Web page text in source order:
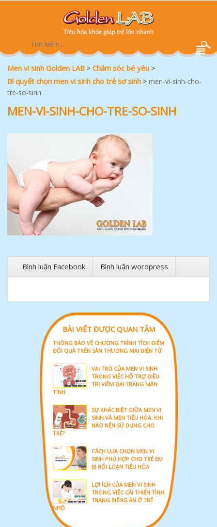
Men vi sinh Golden LAB > Chăm sóc bé yêu >
Bí quyết chọn men vi sinh cho trẻ sơ sinh > men-vi-sinh-cho-
tre-so-sinh
MEN-VI-SINH-CHO-TRE-SO-SINH
Bình luận Facebook Bình luận wordpress
BÀI VIẾT ĐƯỢC QUAN TÂM
THÔNG BÁO VỀ CHƯƠNG TRÌNH TÍCH ĐIỂM
ĐỔI QUÀ TRÊN SÀN THƯƠNG MẠI ĐIỆN TỬ
VAI TRÒ CỦA MEN VI SINH
TRONG VIỆC HỖ TRỢ ĐIỀU
TRỊ VIÊM ĐẠI TRÀNG MÃN
TÍNH
SỰ KHÁC BIỆT GIỮA MEN VI
SINH VÀ MEN TIÊU HÓA: KHI
NÀO NÊN SỬ DỤNG CHO
TRẺ?
CÁCH LỰA CHỌN MEN VI
SINH PHÙ HỢP CHO TRẺ EM
BỊ RỐI LOẠN TIÊU HÓA
LỢI ÍCH CỦA MEN VI SINH
TRONG VIỆC CẢI THIỆN TÌNH
TRẠNG BIẾNG ĂN Ở TRẺ
NHỎ